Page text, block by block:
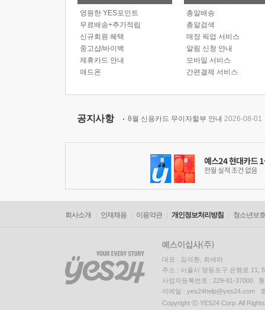
영원한 YES포인트
무료배송+추가적립
신규회원 혜택
중고샵/바이백
제휴카드 안내
애드온
총알배송
총알검색
매장 픽업 서비스
알림 신청 안내
모바일 서비스
간편결제 서비스
공지사항 8월 신용카드 무이자할부 안내 2026-08-01
회사소개 인재채용 이용약관 개인정보처리방침 청소년보
대표 : 김석환, 최세라
주소 : 서울시 영등포구 은행로 11,
사업자등록번호 : 229-81-37000
이메일 : yes24help@yes24.com
Copyright ⓒ YES24 Corp. All